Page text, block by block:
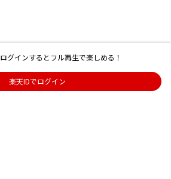
ログインするとフル再生で楽しめる！
楽天IDでログイン